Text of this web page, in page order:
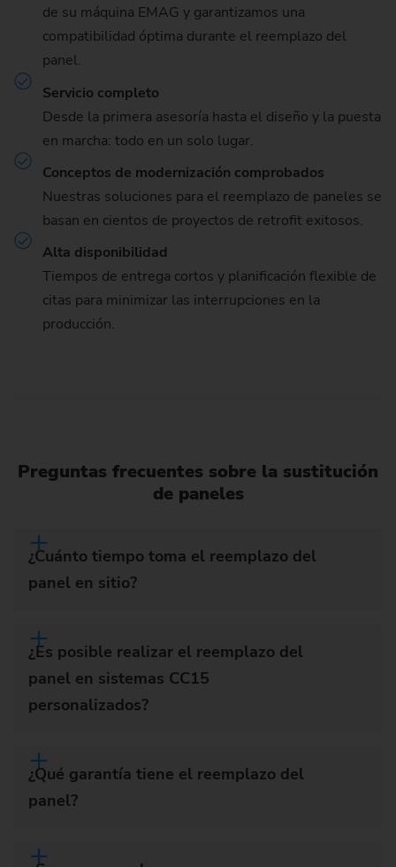
de su máquina EMAG y garantizamos una
compatibilidad óptima durante el reemplazo del
panel.
Servicio completo
Desde la primera asesoría hasta el diseño y la puesta
en marcha: todo en un solo lugar.
Conceptos de modernización comprobados
Nuestras soluciones para el reemplazo de paneles se
basan en cientos de proyectos de retrofit exitosos.
Alta disponibilidad
Tiempos de entrega cortos y planificación flexible de
citas para minimizar las interrupciones en la
producción.
Preguntas frecuentes sobre la sustitución
de paneles
¿Cuánto tiempo toma el reemplazo del
panel en sitio?
¿Es posible realizar el reemplazo del
panel en sistemas CC15
personalizados?
¿Qué garantía tiene el reemplazo del
panel?